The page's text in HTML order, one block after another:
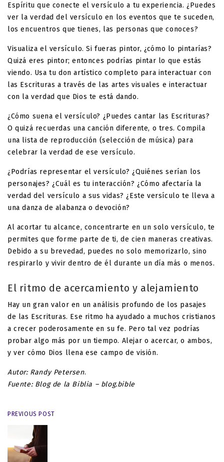
Espíritu que conecte el versículo a tu experiencia. ¿Puedes
ver la verdad del versículo en los eventos que te suceden,
los encuentros que tienes, las personas que conoces?
Visualiza el versículo. Si fueras pintor, ¿cómo lo pintarías?
Quizá eres pintor; entonces podrías pintar lo que estás
viendo. Usa tu don artístico completo para interactuar con
las Escrituras a través de las artes visuales e interactuar
con la verdad que Dios te está dando.
¿Cómo suena el versículo? ¿Puedes cantar las Escrituras?
O quizá recuerdas una canción diferente, o tres. Compila
una lista de reproducción (selección de música) para
celebrar la verdad de ese versículo.
¿Podrías representar el versículo? ¿Quiénes serían los
personajes? ¿Cuál es tu interacción? ¿Cómo afectaría la
verdad del versículo a sus vidas? ¿Este versículo te lleva a
una danza de alabanza o devoción?
Al acortar tu alcance, concentrarte en un solo versículo, te
permites que forme parte de ti, de cien maneras creativas.
Debido a su brevedad, puedes no solo memorizarlo, sino
respirarlo y vivir dentro de él durante un día más o menos.
El ritmo de acercamiento y alejamiento
Hay un gran valor en un análisis profundo de los pasajes
de las Escrituras. Ese ritmo ha ayudado a muchos cristianos
a crecer poderosamente en su fe. Pero tal vez podrías
probar algo más por un tiempo. Alejar o acercar, o ambos,
y ver cómo Dios llena ese campo de visión.
Autor: Randy Petersen.
Fuente: Blog de la Biblia – blog.bible
PREVIOUS POST